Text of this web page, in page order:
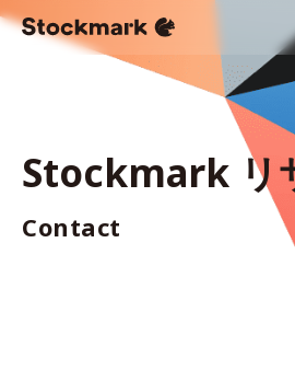
Stockmark リ
Contact